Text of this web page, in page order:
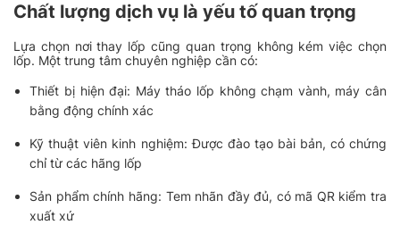
Chất lượng dịch vụ là yếu tố quan trọng
Lựa chọn nơi thay lốp cũng quan trọng không kém việc chọn
lốp. Một trung tâm chuyên nghiệp cần có:
Thiết bị hiện đại: Máy tháo lốp không chạm vành, máy cân
bằng động chính xác
Kỹ thuật viên kinh nghiệm: Được đào tạo bài bản, có chứng
chỉ từ các hãng lốp
Sản phẩm chính hãng: Tem nhãn đầy đủ, có mã QR kiểm tra
xuất xứ